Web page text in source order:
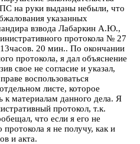
на руки выданы небыли, что
указанных
взвода Лабаркин А.Ю.,
протокола № 27
20 мин.. По окончании
протокола, я дал объяснение
свое не согласие и указал,
воспользоваться
листе, которое
к материалам данного дела. Я
протокол, т.к.
что если я его не
я не получу, как и
и акта.